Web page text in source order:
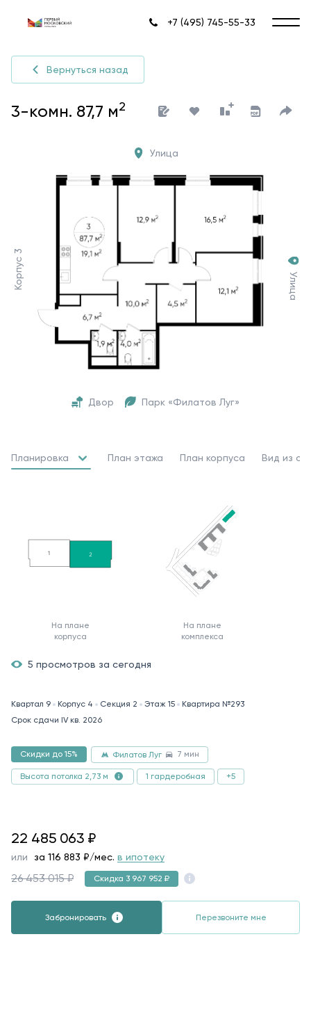
+7 (495) 745-55-33
Вернуться назад
3-комн. 87,7 м2
Корпус 3 Улица
Двор Парк «Филатов Луг»
Улица
Планировка План этажа План корпуса Вид из
На плане
корпуса
На плане
комплекса
5 просмотров за сегодня
Квартал 9 Корпус 4 Секция 2 Этаж 15
Квартира №293
Срок сдачи IV кв. 2026
Скидки до 15% Филатов Луг 7 мин
Высота потолка 2,73 м 1 гардеробная +5
22485063
22 485 063 ₽
или за 116 883 ₽/мес. в ипотеку
26 453 015 ₽ Скидка 3 967 952 ₽
Забронировать Перезвоните мне